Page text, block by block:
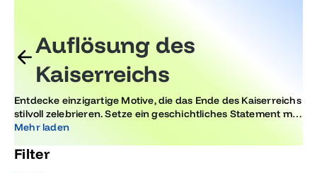
Auflösung des
Kaiserreichs
Entdecke einzigartige Motive, die das Ende des Kaiserreichs
stilvoll zelebrieren. Setze ein geschichtliches Statement mit
Designs, die Geschichte und Stil vereinen. Perfekt für
interpretieren.
Mehr laden
Filter